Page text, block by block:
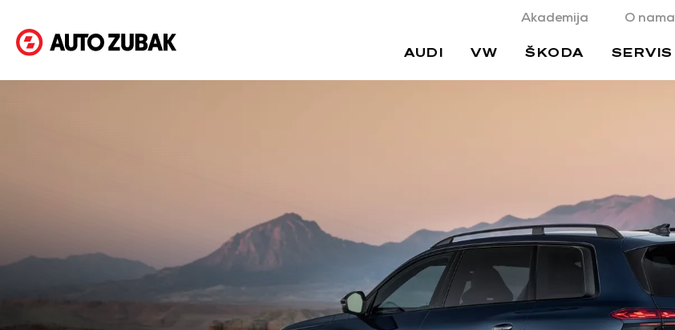
Akademija O nama
AUDI VW ŠKODA SERVIS